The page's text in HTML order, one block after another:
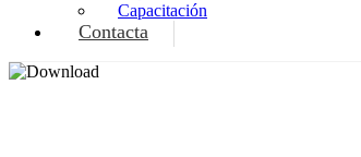
Capacitación
Contacta